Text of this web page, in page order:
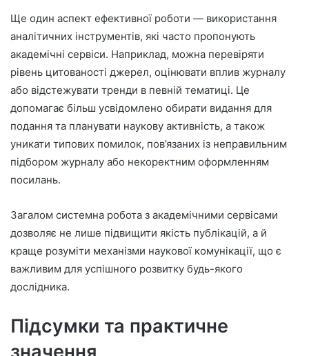
Ще один аспект ефективної роботи — використання
аналітичних інструментів, які часто пропонують
академічні сервіси. Наприклад, можна перевіряти
рівень цитованості джерел, оцінювати вплив журналу
або відстежувати тренди в певній тематиці. Це
допомагає більш усвідомлено обирати видання для
подання та планувати наукову активність, а також
уникати типових помилок, пов’язаних із неправильним
підбором журналу або некоректним оформленням
посилань.
Загалом системна робота з академічними сервісами
дозволяє не лише підвищити якість публікацій, а й
краще розуміти механізми наукової комунікації, що є
важливим для успішного розвитку будь-якого
дослідника.
Підсумки та практичне
значення